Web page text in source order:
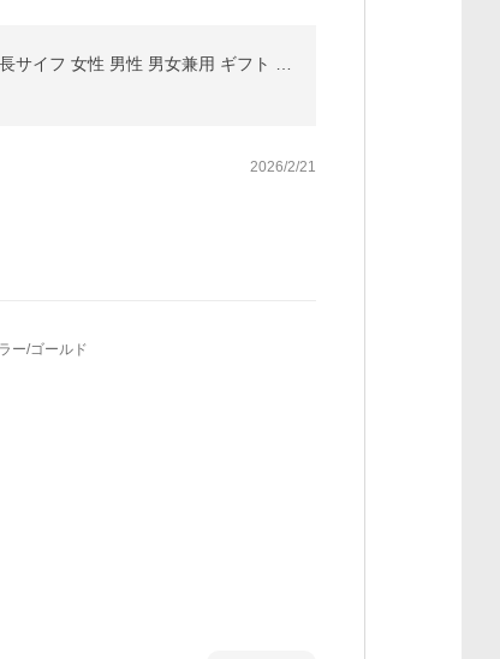
2026/2/21
ー/ゴールド